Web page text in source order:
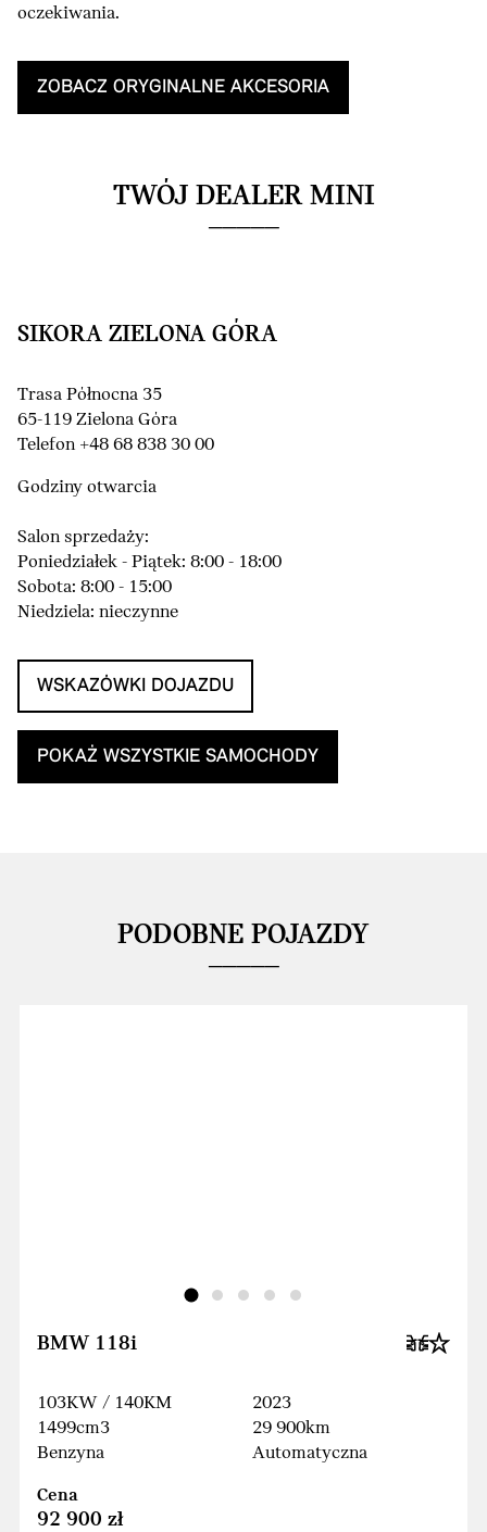
oczekiwania.
ZOBACZ ORYGINALNE AKCESORIA
TWÓJ DEALER MINI
SIKORA ZIELONA GÓRA
Trasa Północna 35
65-119 Zielona Góra
Telefon +48 68 838 30 00
Godziny otwarcia
Salon sprzedaży:
Poniedziałek - Piątek: 8:00 - 18:00
Sobota: 8:00 - 15:00
Niedziela: nieczynne
WSKAZÓWKI DOJAZDU
POKAŻ WSZYSTKIE SAMOCHODY
PODOBNE POJAZDY
BMW 118i
103KW / 140KM
1499cm3
Benzyna
2023
29 900km
Automatyczna
Cena
92 900 zł